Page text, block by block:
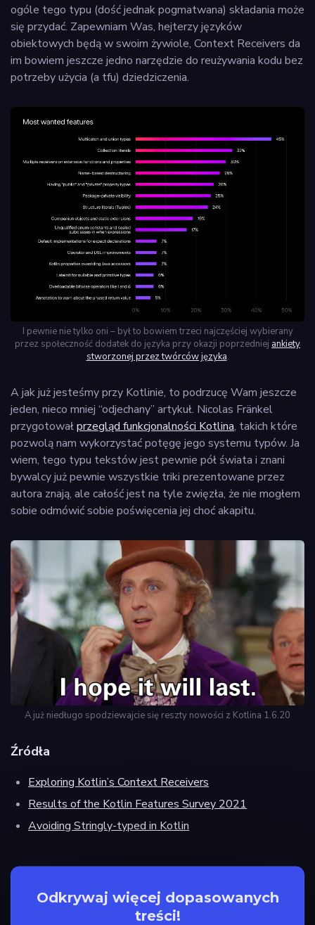
ogóle tego typu (dość jednak pogmatwana) składania może
się przydać. Zapewniam Was, hejterzy języków
obiektowych będą w swoim żywiole, Context Receivers da
im bowiem jeszcze jedno narzędzie do reużywania kodu bez
potrzeby użycia (a tfu) dziedziczenia.
I pewnie nie tylko oni – był to bowiem trzeci najczęściej wybierany
przez społeczność dodatek do języka przy okazji poprzedniej ankiety
stworzonej przez twórców języka.
A jak już jesteśmy przy Kotlinie, to podrzucę Wam jeszcze
jeden, nieco mniej “odjechany” artykuł. Nicolas Fränkel
przygotowałprzegląd funkcjonalności Kotlina, takich które
pozwolą nam wykorzystać potęgę jego systemu typów. Ja
wiem, tego typu tekstów jest pewnie pół świata i znani
bywalcy już pewnie wszystkie triki prezentowane przez
autora znają, ale całość jest na tyle zwięzła, że nie mogłem
sobie odmówić sobie poświęcenia jej choć akapitu.
A już niedługo spodziewajcie się reszty nowości z Kotlina 1.6.20
Źródła
Exploring Kotlin’s Context Receivers
Results of the Kotlin Features Survey 2021
Avoiding Stringly-typed in Kotlin
Odkrywaj więcej dopasowanych
treści!